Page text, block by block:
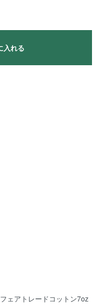
入れる
ェアトレードコットン7oz